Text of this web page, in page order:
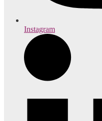
Instagram